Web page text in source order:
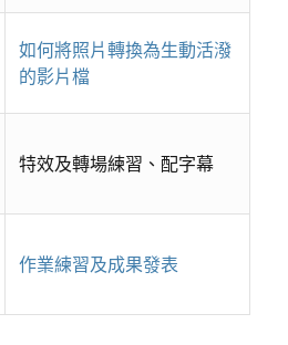
如何將照片轉換為生動活潑
的影片檔
特效及轉場練習、配字幕
作業練習及成果發表